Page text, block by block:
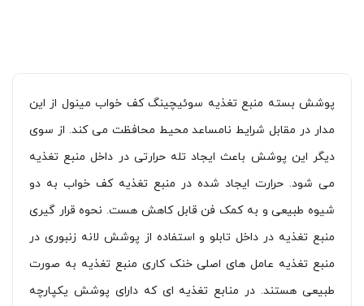
پوشش بسته منبع تغذیه سوئیچینگ کف خواب مینول از این
مدار در مقابل شرایط نامساعد محیط محافظت می کند. از سوی
دیگر این پوشش باعث ایجاد تله حرارتی در داخل منبع تغذیه
می شود. حرارت ایجاد شده در منبع تغذیه کف خواب به دو
شیوه طبیعی و به کمک فن قابل کاهش هست. نحوه قرار گیری
منبع تغذیه در داخل تابلو و استفاده از پوشش لانه زنبوری در
منبع تغذیه عامل های اصلی خنک کاری منبع تغذیه به صورت
طبیعی هستند. در منابع تغذیه ای که دارای پوشش یکپارچه